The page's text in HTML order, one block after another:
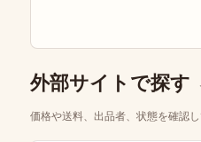
外部サイトで探す
価格や送料、出品者、状態を確認